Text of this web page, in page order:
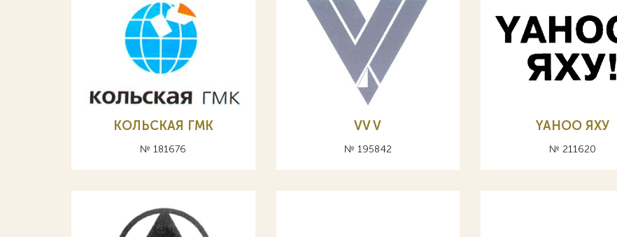
КОЛЬСКАЯ ГМК
№ 181676
VV V
№ 195842
YAHOO ЯХУ
№ 211620